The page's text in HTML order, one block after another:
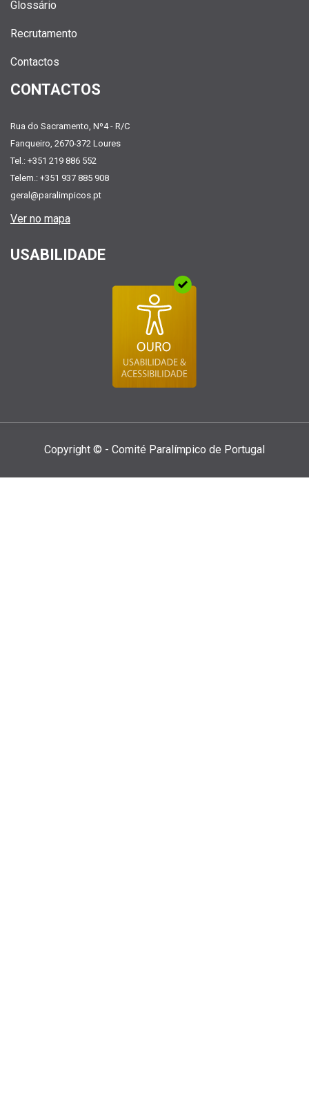
Glossário
Recrutamento
Contactos
CONTACTOS
Rua do Sacramento, Nº4 - R/C
Fanqueiro, 2670-372 Loures
Tel.: +351 219 886 552
Telem.: +351 937 885 908
geral@paralimpicos.pt
Ver no mapa
USABILIDADE
Copyright © - Comité Paralí­mpico de Portugal